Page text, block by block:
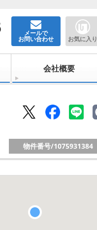
メールで
お問い合わせ お気に入り
会社概要
物件番号/1075931384